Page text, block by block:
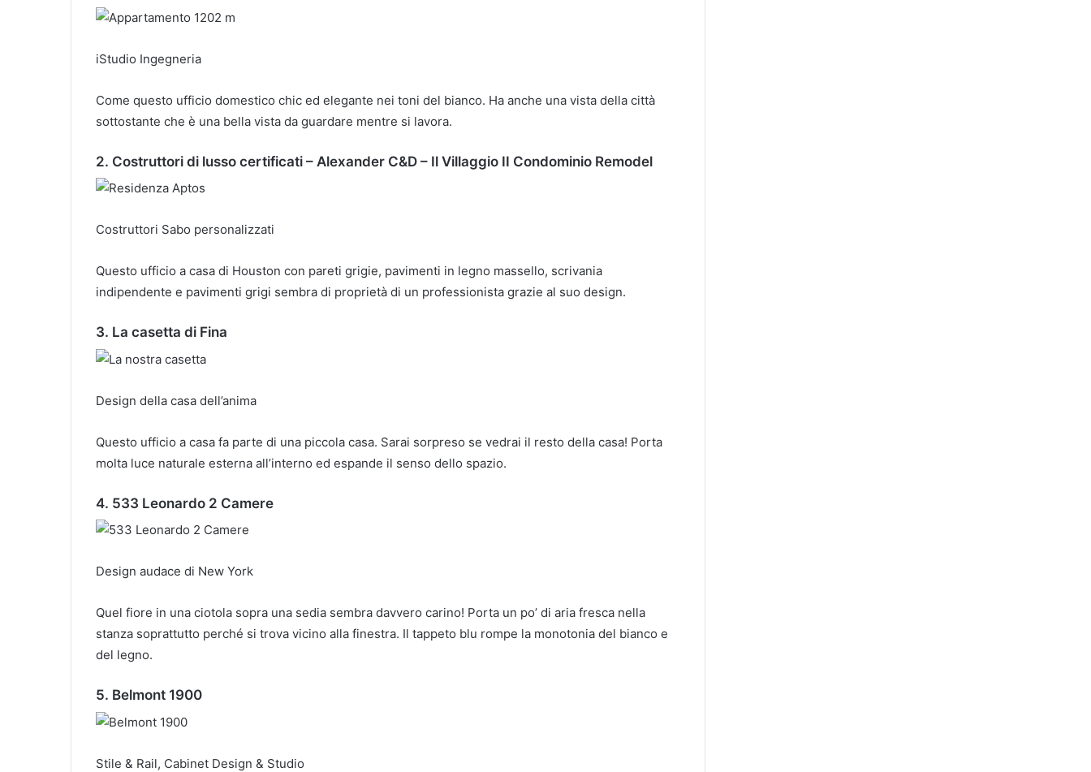
iStudio Ingegneria
Come questo ufficio domestico chic ed elegante nei toni del bianco. Ha anche una vista della città
sottostante che è una bella vista da guardare mentre si lavora.
2. Costruttori di lusso certificati – Alexander C&D – Il Villaggio II Condominio Remodel
Costruttori Sabo personalizzati
Questo ufficio a casa di Houston con pareti grigie, pavimenti in legno massello, scrivania
indipendente e pavimenti grigi sembra di proprietà di un professionista grazie al suo design.
3. La casetta di Fina
Design della casa dell’anima
Questo ufficio a casa fa parte di una piccola casa. Sarai sorpreso se vedrai il resto della casa! Porta
molta luce naturale esterna all’interno ed espande il senso dello spazio.
4. 533 Leonardo 2 Camere
Design audace di New York
Quel fiore in una ciotola sopra una sedia sembra davvero carino! Porta un po’ di aria fresca nella
stanza soprattutto perché si trova vicino alla finestra. Il tappeto blu rompe la monotonia del bianco e
del legno.
5. Belmont 1900
Stile & Rail, Cabinet Design & Studio